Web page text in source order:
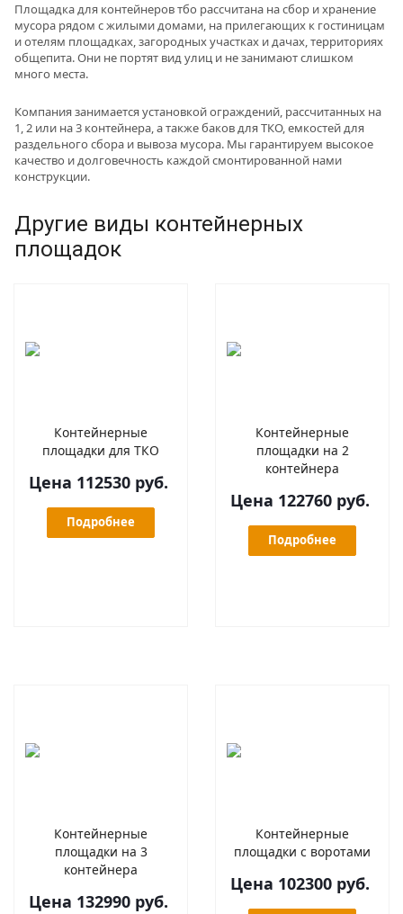
Площадка для контейнеров тбо рассчитана на сбор и хранение
мусора рядом с жилыми домами, на прилегающих к гостиницам
и отелям площадках, загородных участках и дачах, территориях
общепита. Они не портят вид улиц и не занимают слишком
много места.
Компания занимается установкой ограждений, рассчитанных на
1, 2 или на 3 контейнера, а также баков для ТКО, емкостей для
раздельного сбора и вывоза мусора. Мы гарантируем высокое
качество и долговечность каждой смонтированной нами
конструкции.
Другие виды контейнерных
площадок
Контейнерные
площадки для ТКО
Цена 112530 руб.
Подробнее
Контейнерные
площадки на 2
контейнера
Цена 122760 руб.
Подробнее
Контейнерные
площадки на 3
контейнера
Цена 132990 руб.
Контейнерные
площадки с воротами
Цена 102300 руб.